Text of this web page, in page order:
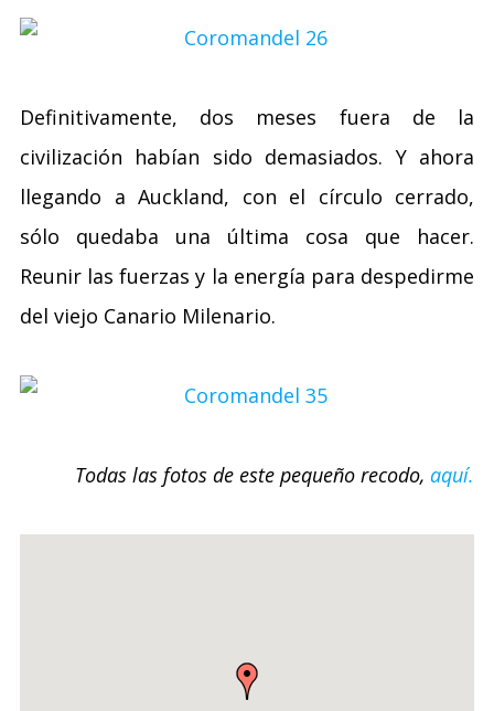
Definitivamente, dos meses fuera de la
civilización habían sido demasiados. Y ahora
llegando a Auckland, con el círculo cerrado,
sólo quedaba una última cosa que hacer.
Reunir las fuerzas y la energía para despedirme
del viejo Canario Milenario.
Todas las fotos de este pequeño recodo, aquí.